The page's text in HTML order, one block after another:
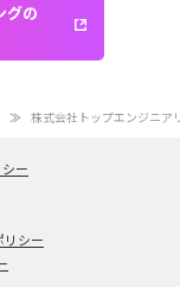
グの
株式会社トップエンジニア
ー
リシー